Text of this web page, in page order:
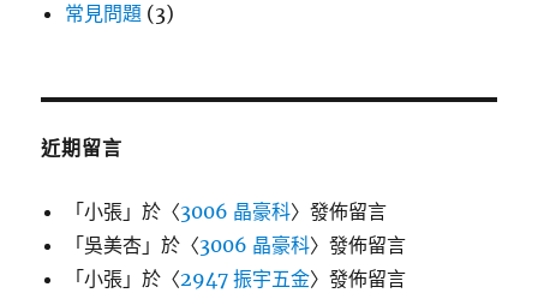
常見問題 (3)
近期留言
「小張 」於〈3006 晶豪科〉發佈留言
「吳美杏 」於〈3006 晶豪科〉發佈留言
「小張 」於〈2947 振宇五金〉發佈留言